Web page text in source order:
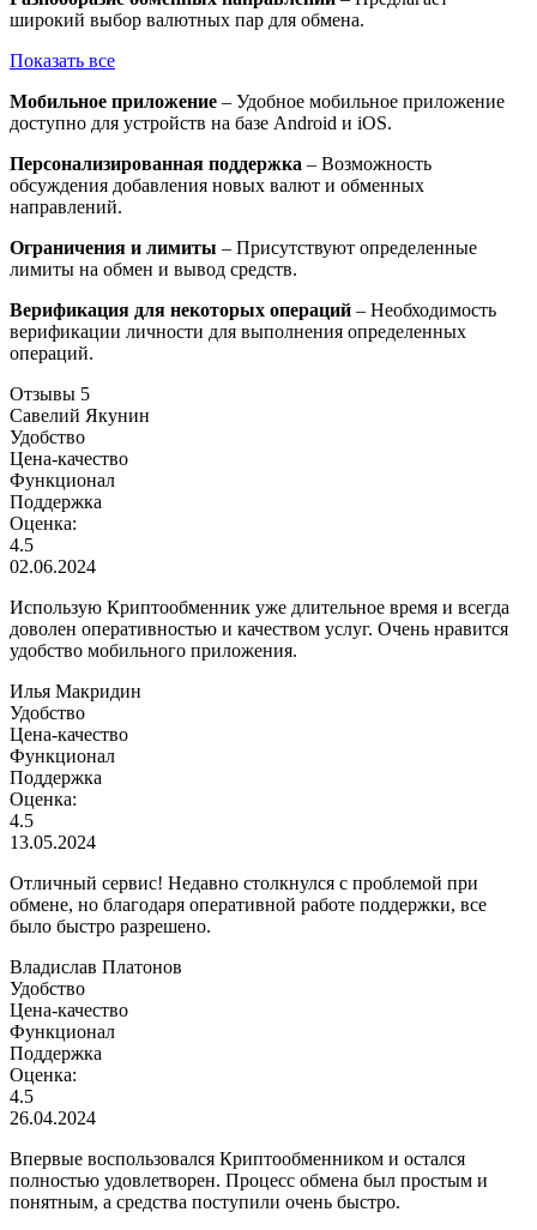
широкий выбор валютных пар для обмена.
Показать все
Мобильное приложение – Удобное мобильное приложение
доступно для устройств на базе Android и iOS.
Персонализированная поддержка – Возможность
обсуждения добавления новых валют и обменных
направлений.
Ограничения и лимиты – Присутствуют определенные
лимиты на обмен и вывод средств.
Верификация для некоторых операций – Необходимость
верификации личности для выполнения определенных
операций.
Отзывы 5
Савелий Якунин
Удобство
Цена-качество
Функционал
Поддержка
Оценка:
4.5
02.06.2024
Использую Криптообменник уже длительное время и всегда
доволен оперативностью и качеством услуг. Очень нравится
удобство мобильного приложения.
Илья Макридин
Удобство
Цена-качество
Функционал
Поддержка
Оценка:
4.5
13.05.2024
Отличный сервис! Недавно столкнулся с проблемой при
обмене, но благодаря оперативной работе поддержки, все
было быстро разрешено.
Владислав Платонов
Удобство
Цена-качество
Функционал
Поддержка
Оценка:
4.5
26.04.2024
Впервые воспользовался Криптообменником и остался
полностью удовлетворен. Процесс обмена был простым и
понятным, а средства поступили очень быстро.